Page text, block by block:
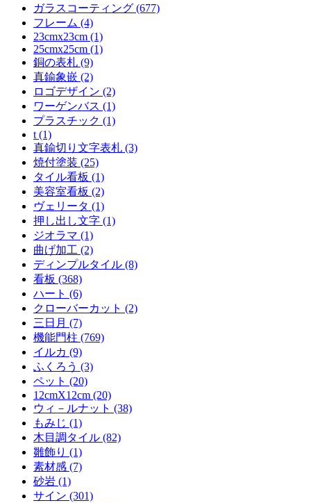
ガラスコーティング (677)
フレーム (4)
23cmx23cm (1)
25cmx25cm (1)
銅の表札 (9)
真鍮象嵌 (2)
ロゴデザイン (2)
ワーゲンバス (1)
プラスチック (1)
t (1)
真鍮切り文字表札 (3)
焼付塗装 (25)
タイル看板 (1)
美容室看板 (2)
ヴェリータ (1)
押し出し文字 (1)
ジオラマ (1)
曲げ加工 (2)
ディンプルタイル (8)
看板 (368)
ハート (6)
クローバーカット (2)
三日月 (7)
機能門柱 (769)
イルカ (9)
ふくろう (3)
ペット (20)
12cmX12cm (20)
ウィ－ルナット (38)
もみじ (1)
木目調タイル (82)
雛飾り (1)
素材感 (7)
砂岩 (1)
サイン (301)